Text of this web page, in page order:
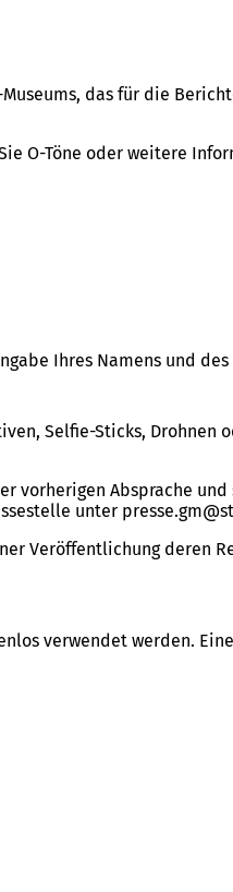
das für die
O-Töne oder weitere
Ihres Namens und
Selfie-Sticks, Drohnen
vorherigen Absprache
unter presse.gm
Veröffentlichung deren
verwendet werden.